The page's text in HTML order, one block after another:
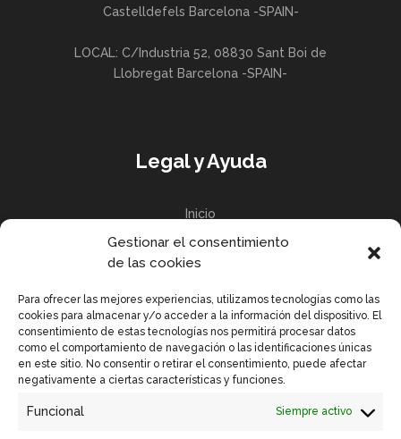
Gestionar el consentimiento
de las cookies
Para ofrecer las mejores experiencias, utilizamos tecnologías como las
cookies para almacenar y/o acceder a la información del dispositivo. El
consentimiento de estas tecnologías nos permitirá procesar datos
como el comportamiento de navegación o las identificaciones únicas
en este sitio. No consentir o retirar el consentimiento, puede afectar
negativamente a ciertas características y funciones.
Funcional Siempre activo
Castelldefels Barcelona -SPAIN-
LOCAL: C/Industria 52, 08830 Sant Boi de
Llobregat Barcelona -SPAIN-
Legal y Ayuda
Inicio
Política de privacidad
Enlaces Rápidos